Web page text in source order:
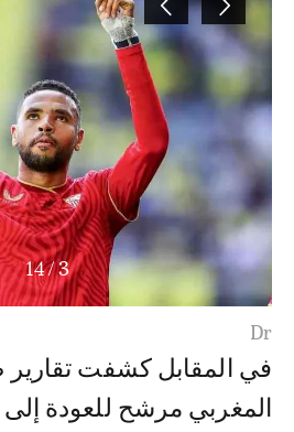
3
/
14
Dr
في المقابل كشفت تقارير
المغربي مرشح للعودة إلى